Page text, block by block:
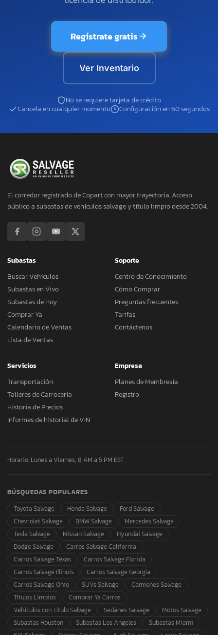
Regístrate gratis
Ver Inventario
No se requiere tarjeta de crédito
Cancela en cualquier momento
Configuración en 60 segundos
El corredor registrado de Copart con mayor trayectoria. Acceso
público a subastas de vehículos salvage y título limpio desde 2004.
Subastas
Buscar Vehículos
Subastas en Vivo
Subastas de Hoy
Comprar Ya
Calendario de Ventas
Lista de Ventas
Soporte
Centro de Conocimiento
Cómo Comprar
Preguntas frecuentes
Tarifas
Contáctenos
Servicios
Transportación
Talleres de Carrocería
Historia de Precios
Informes de historial de VIN
Empresa
Planes de Membresía
Registro
Horario: Lunes a Viernes, 8 AM a 5 PM EST
BÚSQUEDAS POPULARES
Toyota Salvage
Honda Salvage
Ford Salvage
Chevrolet Salvage
BMW Salvage
Mercedes Salvage
Tesla Salvage
Nissan Salvage
Hyundai Salvage
Dodge Salvage
Carros Salvage California
Carros Salvage Texas
Carros Salvage Florida
Carros Salvage Illinois
Carros Salvage Georgia
Carros Salvage Ohio
SUVs Salvage
Camiones Salvage
Títulos Limpios
Comprar Ya Carros
Vehículos con Título Salvage
Sedanes Salvage
Motos Salvage
Subastas Houston
Subastas Los Angeles
Subastas Miami